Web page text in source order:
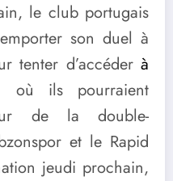
le club portugais
son duel à
tenter d’accéder à
où ils pourraient
de la double-
et le Rapid
jeudi prochain,